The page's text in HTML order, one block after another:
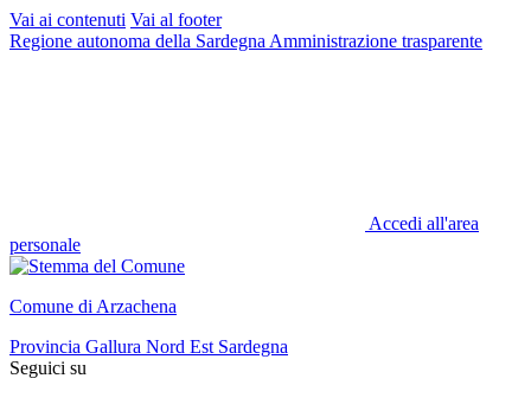
Vai ai contenuti Vai al footer
Regione autonoma della Sardegna Amministrazione trasparente
Accedi all'area
personale
Comune di Arzachena
Provincia Gallura Nord Est Sardegna
Seguici su